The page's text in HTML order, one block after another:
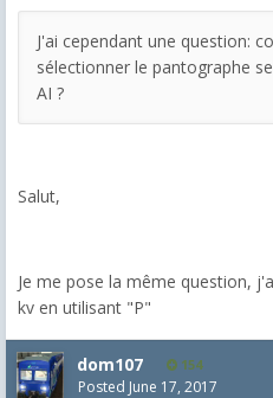
J'ai cependant une question:
sélectionner le pantographe
AI ?
Salut,
Je me pose la même question,
kv en utilisant "P"
dom107 154
Posted June 17, 2017